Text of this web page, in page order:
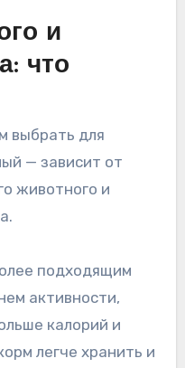
и
что
выбрать для
— зависит от
животного и
подходящим
активности,
калорий и
легче хранить и